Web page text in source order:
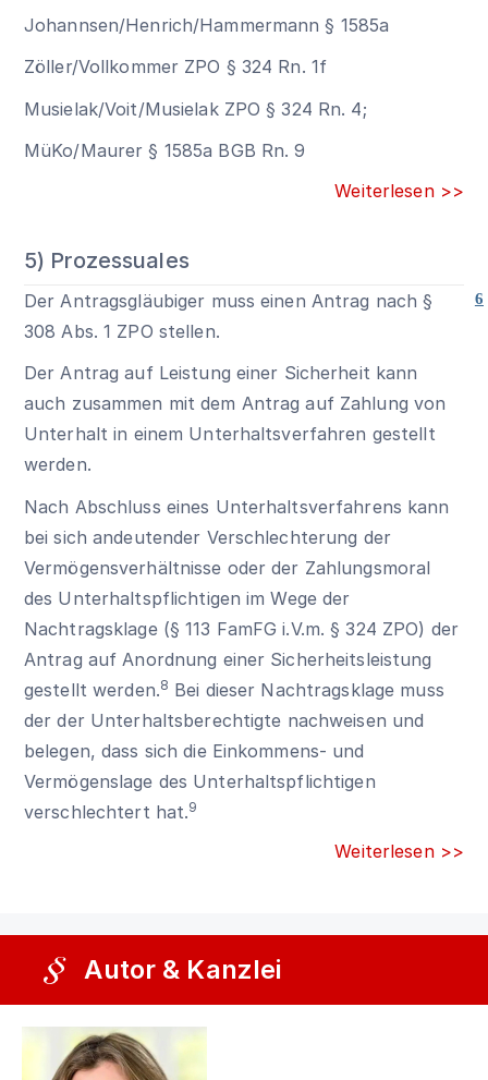
Johannsen/Henrich/Hammermann § 1585a
Zöller/Vollkommer ZPO § 324 Rn. 1f
Musielak/Voit/Musielak ZPO § 324 Rn. 4;
MüKo/Maurer§ 1585a BGB Rn. 9
Weiterlesen >>
5) Prozessuales
6
Der Antragsgläubiger muss einen Antrag nach §
308 Abs. 1 ZPO stellen.
Der Antrag auf Leistung einer Sicherheit kann
auch zusammen mit dem Antrag auf Zahlung von
Unterhalt in einem Unterhaltsverfahren gestellt
werden.
Nach Abschluss eines Unterhaltsverfahrens kann
bei sich andeutender Verschlechterung der
Vermögensverhältnisse oder der Zahlungsmoral
des Unterhaltspflichtigen im Wege der
Nachtragsklage (§ 113 FamFG i.V.m. § 324 ZPO) der
Antrag auf Anordnung einer Sicherheitsleistung
gestellt werden.8 Bei dieser Nachtragsklage muss
der der Unterhaltsberechtigte nachweisen und
belegen, dass sich die Einkommens- und
Vermögenslage des Unterhaltspflichtigen
verschlechtert hat.9
Weiterlesen >>
Autor & Kanzlei